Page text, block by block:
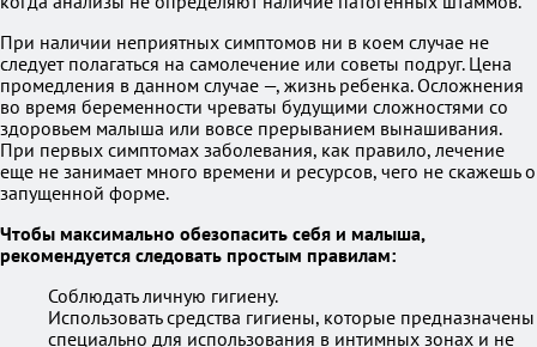
При наличии неприятных симптомов ни в коем случае не
следует полагаться на самолечение или советы подруг. Цена
промедления в данном случае —, жизнь ребенка. Осложнения
во время беременности чреваты будущими сложностями со
здоровьем малыша или вовсе прерыванием вынашивания.
При первых симптомах заболевания, как правило, лечение
еще не занимает много времени и ресурсов, чего не скажешь о
запущенной форме.
Чтобы максимально обезопасить себя и малыша,
рекомендуется следовать простым правилам:
Соблюдать личную гигиену.
Использовать средства гигиены, которые предназначены
специально для использования в интимных зонах и не